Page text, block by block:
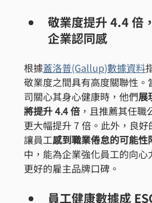
敬業度提升 4.4 倍
企業認同感
根據蓋洛普(Gallup)數據資料
敬業度之間具有高度關聯性
司關心其身心健康時，他們展
將提升 4.4 倍 ，且推薦其任
更大幅提升 7 倍。此外，良
讓員工感到職業倦怠的可能性
中，能為企業強化員工的向
更好的雇主品牌口碑。
員工健康數據成